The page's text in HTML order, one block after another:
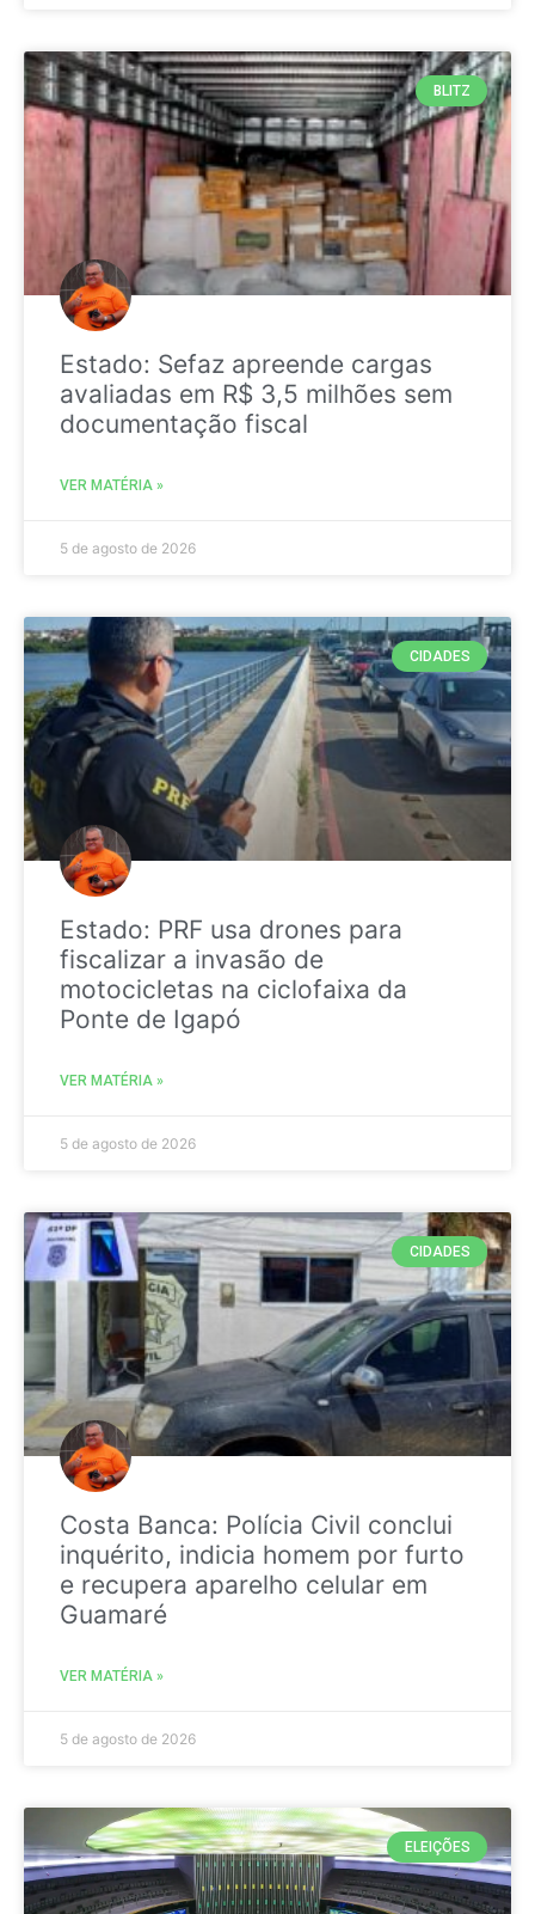
BLITZ
Estado: Sefaz apreende cargas
avaliadas em R$ 3,5 milhões sem
documentação fiscal
VER MATÉRIA »
5 de agosto de 2026
CIDADES
Estado: PRF usa drones para
fiscalizar a invasão de
motocicletas na ciclofaixa da
Ponte de Igapó
VER MATÉRIA »
5 de agosto de 2026
CIDADES
Costa Banca: Polícia Civil conclui
inquérito, indicia homem por furto
e recupera aparelho celular em
Guamaré
VER MATÉRIA »
5 de agosto de 2026
ELEIÇÕES